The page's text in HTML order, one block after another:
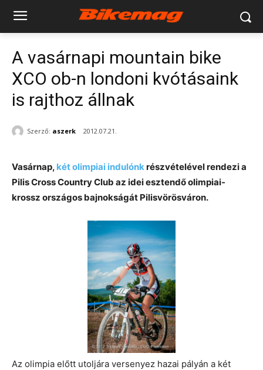
A vasárnapi mountain bike
XCO ob-n londoni kvótásaink
is rajthoz állnak
Szerző: aszerk 2012.07.21.
Vasárnap, két olimpiai indulónkrészvételével rendezi a
Pilis Cross Country Club az idei esztendő olimpiai-
krossz országos bajnokságát Pilisvörösváron.
Az olimpia előtt utoljára versenyez hazai pályán a két